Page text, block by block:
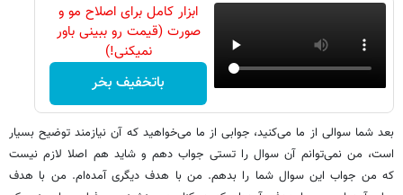
ابزار کامل برای اصلاح مو و
صورت (قیمت رو ببینی باور
نمیکنی!)
باتخفیف بخر
بعد شما سوالی از ما می‌کنید، جوابی از ما می‌خواهید که آن نیازمند توضیح بسیار
است، من نمی‌توانم آن سوال را تستی جواب دهم و شاید هم اصلا لازم نیست
که من جواب این سوال شما را بدهم. من با هدف دیگری آمده‌ام. من با هدف